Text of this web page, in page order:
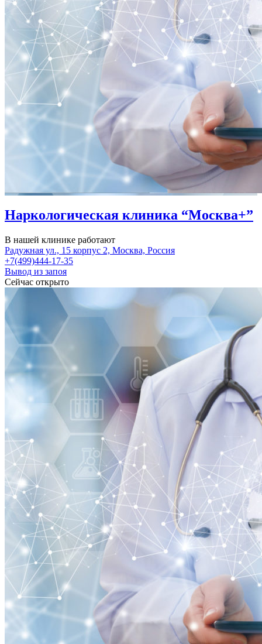
Наркологическая клиника “Москва+”
В нашей клинике работают
Радужная ул., 15 корпус 2, Москва, Россия
+7(499)444-17-35
Вывод из запоя
Сейчас открыто